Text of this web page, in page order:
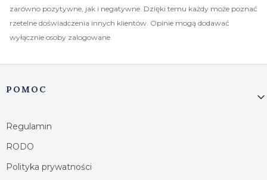
zarówno pozytywne, jak i negatywne. Dzięki temu każdy może poznać
rzetelne doświadczenia innych klientów. Opinie mogą dodawać
wyłącznie osoby zalogowane.
Linki w stopce
POMOC
Regulamin
RODO
Polityka prywatności